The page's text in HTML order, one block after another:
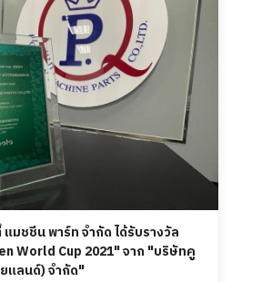
มชชีน พาร์ท จำกัด ได้รับรางวัล
World Cup 2021" จาก "บริษัทคู
ยแลนด์) จำกัด"